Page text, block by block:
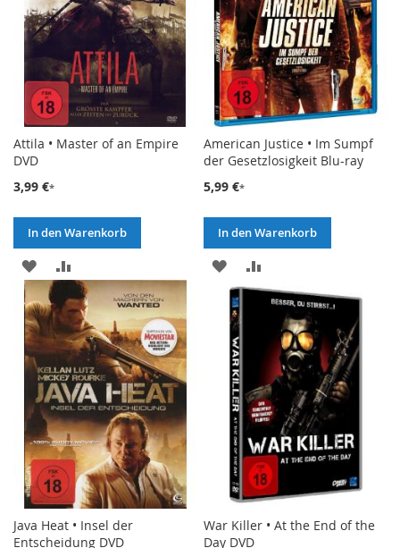
Attila • Master of an Empire
DVD
3,99 €
In den Warenkorb
ZUR
WUNSCHLISTE
HINZUFÜGEN
VERGLEICHSLISTE
HINZUFÜGEN
American Justice • Im Sumpf
der Gesetzlosigkeit Blu-ray
5,99 €
In den Warenkorb
ZUR
WUNSCHLISTE
HINZUFÜGEN
VERGLEICHSLISTE
HINZUFÜGEN
Java Heat • Insel der
Entscheidung DVD
War Killer • At the End of the
Day DVD